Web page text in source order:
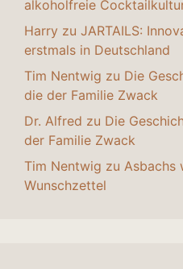
alkoholfreie
Harry zu JARTAILS:
erstmals in Deutschland
Tim Nentwig zu Die
die der Familie Zwack
Dr. Alfred zu Die
der Familie Zwack
Tim Nentwig zu Asbachs
Wunschzettel